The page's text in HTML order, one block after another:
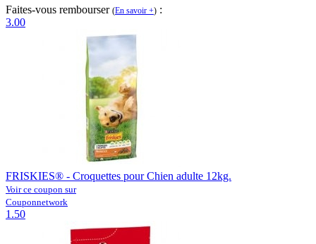
Faites-vous rembourser (En savoir +) :
3.00
FRISKIES® - Croquettes pour Chien adulte 12kg.
Voir ce coupon sur
Couponnetwork
1.50